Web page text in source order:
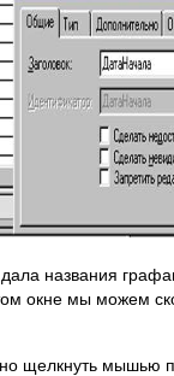
названия
окне мы можем
щелкнуть мышью